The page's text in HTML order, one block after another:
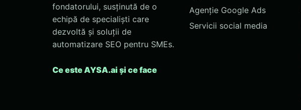
fondatorului, susținută de o
echipă de specialiști care
dezvoltă și soluții de
automatizare SEO pentru SMEs.
Ce este AYSA.ai și ce face
Agenție Google Ads
Servicii social media